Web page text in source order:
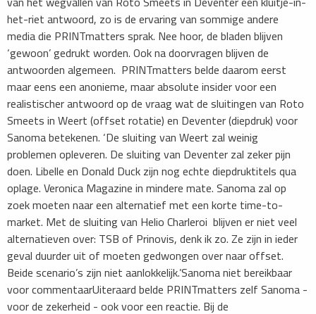
het-riet antwoord, zo is de ervaring van sommige andere
media die PRINTmatters sprak. Nee hoor, de bladen blijven
‘gewoon’ gedrukt worden. Ook na doorvragen blijven de
antwoorden algemeen. PRINTmatters belde daarom eerst
maar eens een anonieme, maar absolute insider voor een
realistischer antwoord op de vraag wat de sluitingen van Roto
Smeets in Weert (offset rotatie) en Deventer (diepdruk) voor
Sanoma betekenen. ‘De sluiting van Weert zal weinig
problemen opleveren. De sluiting van Deventer zal zeker pijn
doen. Libelle en Donald Duck zijn nog echte diepdruktitels qua
oplage. Veronica Magazine in mindere mate. Sanoma zal op
zoek moeten naar een alternatief met een korte time-to-
market. Met de sluiting van Helio Charleroi blijven er niet veel
alternatieven over: TSB of Prinovis, denk ik zo. Ze zijn in ieder
geval duurder uit of moeten gedwongen over naar offset.
Beide scenario’s zijn niet aanlokkelijk.’Sanoma niet bereikbaar
voor commentaarUiteraard belde PRINTmatters zelf Sanoma -
voor de zekerheid - ook voor een reactie. Bij de